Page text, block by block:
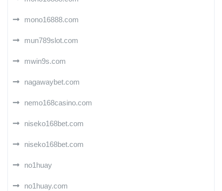
mono16888.com
mun789slot.com
mwin9s.com
nagawaybet.com
nemo168casino.com
niseko168bet.com
niseko168bet.com
no1huay
no1huay.com